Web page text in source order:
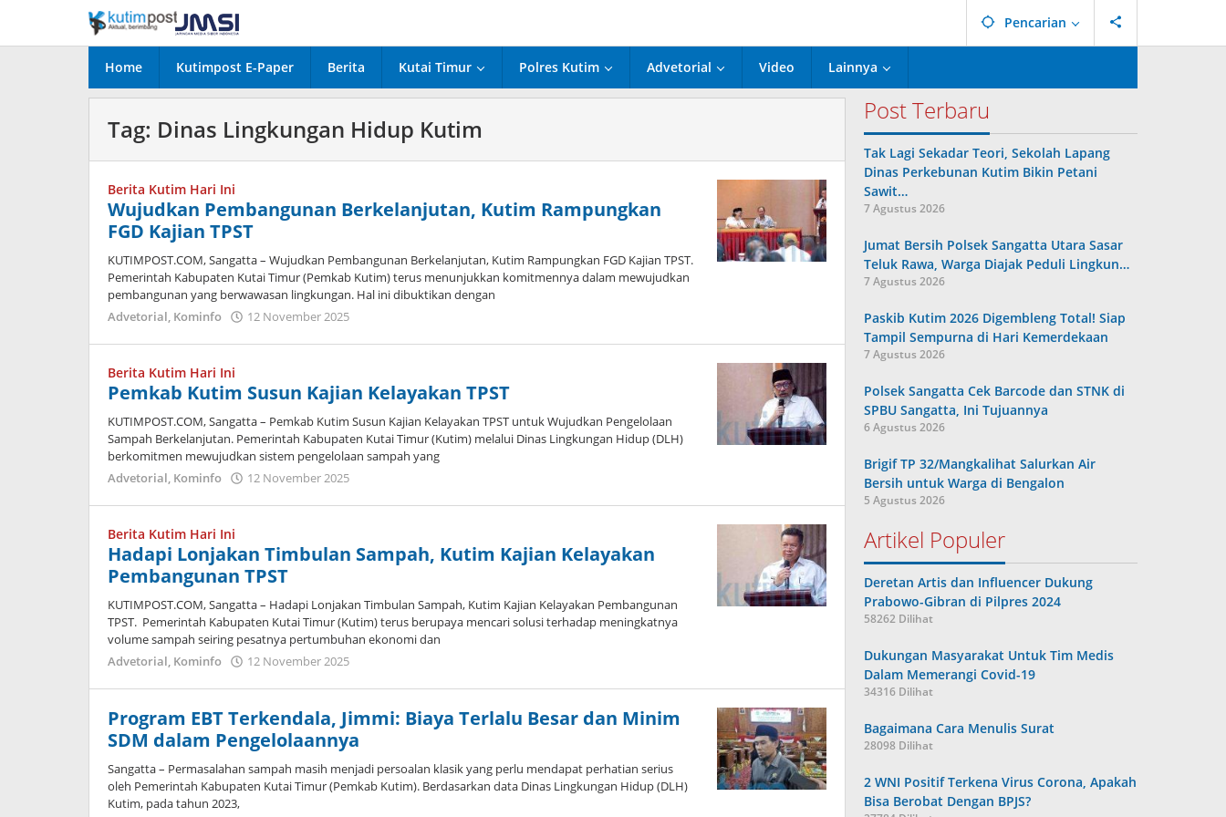
konten
Pencarian
Home Kutimpost E-Paper Berita Kutai Timur Polres Kutim Advetorial Video Lainnya
Tag: Dinas Lingkungan Hidup Kutim
Berita Kutim Hari Ini
Wujudkan Pembangunan Berkelanjutan, Kutim Rampungkan
FGD Kajian TPST
KUTIMPOST.COM, Sangatta – Wujudkan Pembangunan Berkelanjutan, Kutim Rampungkan FGD Kajian TPST.
Pemerintah Kabupaten Kutai Timur (Pemkab Kutim) terus menunjukkan komitmennya dalam mewujudkan
pembangunan yang berwawasan lingkungan. Hal ini dibuktikan dengan
Advetorial, Kominfo 12 November 2025
Berita Kutim Hari Ini
Pemkab Kutim Susun Kajian Kelayakan TPST
KUTIMPOST.COM, Sangatta – Pemkab Kutim Susun Kajian Kelayakan TPST untuk Wujudkan Pengelolaan
Sampah Berkelanjutan. Pemerintah Kabupaten Kutai Timur (Kutim) melalui Dinas Lingkungan Hidup (DLH)
berkomitmen mewujudkan sistem pengelolaan sampah yang
Advetorial, Kominfo 12 November 2025
Berita Kutim Hari Ini
Hadapi Lonjakan Timbulan Sampah, Kutim Kajian Kelayakan
Pembangunan TPST
KUTIMPOST.COM, Sangatta – Hadapi Lonjakan Timbulan Sampah, Kutim Kajian Kelayakan Pembangunan
TPST. Pemerintah Kabupaten Kutai Timur (Kutim) terus berupaya mencari solusi terhadap meningkatnya
volume sampah seiring pesatnya pertumbuhan ekonomi dan
Advetorial, Kominfo 12 November 2025
Program EBT Terkendala, Jimmi: Biaya Terlalu Besar dan Minim
SDM dalam Pengelolaannya
Sangatta – Permasalahan sampah masih menjadi persoalan klasik yang perlu mendapat perhatian serius
oleh Pemerintah Kabupaten Kutai Timur (Pemkab Kutim). Berdasarkan data Dinas Lingkungan Hidup (DLH)
Kutim, pada tahun 2023,
Post Terbaru
Tak Lagi Sekadar Teori, Sekolah Lapang
Dinas Perkebunan Kutim Bikin Petani
Sawit…
7 Agustus 2026
Jumat Bersih Polsek Sangatta Utara Sasar
Teluk Rawa, Warga Diajak Peduli Lingkun…
7 Agustus 2026
Paskib Kutim 2026 Digembleng Total! Siap
Tampil Sempurna di Hari Kemerdekaan
7 Agustus 2026
Polsek Sangatta Cek Barcode dan STNK di
SPBU Sangatta, Ini Tujuannya
6 Agustus 2026
Brigif TP 32/Mangkalihat Salurkan Air
Bersih untuk Warga di Bengalon
5 Agustus 2026
Artikel Populer
Deretan Artis dan Influencer Dukung
Prabowo-Gibran di Pilpres 2024
58262 Dilihat
Dukungan Masyarakat Untuk Tim Medis
Dalam Memerangi Covid-19
34316 Dilihat
Bagaimana Cara Menulis Surat
28098 Dilihat
2 WNI Positif Terkena Virus Corona, Apakah
Bisa Berobat Dengan BPJS?